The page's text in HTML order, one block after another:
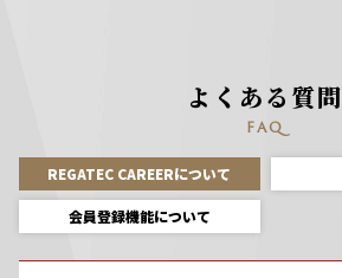
よくある質問
FAQ
REGATEC CAREERについて
会員登録機能について